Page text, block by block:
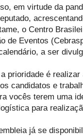
em virtude da
o Centro
de Eventos
a ser
prioridade é
candidatos e
vocês terem uma
para
já se